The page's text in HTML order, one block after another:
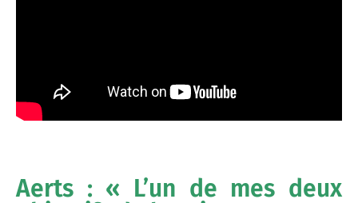
Aerts : « L’un de mes deux